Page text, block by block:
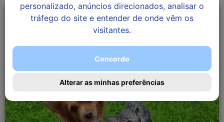
personalizado, anúncios direcionados, analisar o
tráfego do site e entender de onde vêm os
visitantes.
Concordo
Alterar as minhas preferências